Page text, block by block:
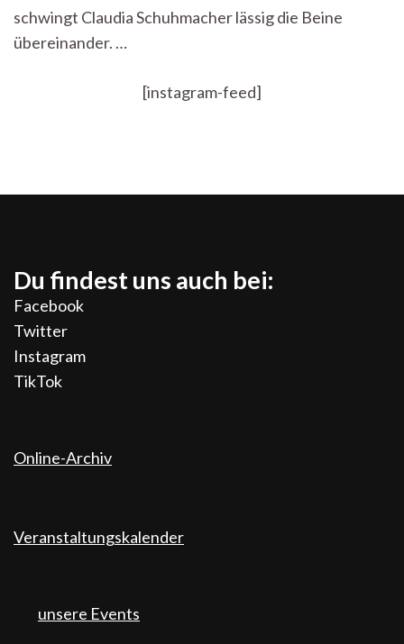
schwingt Claudia Schuhmacher lässig die Beine
übereinander. …
[instagram-feed]
Du findest uns auch bei:
Facebook
Twitter
Instagram
TikTok
Online-Archiv
Veranstaltungskalender
unsere Events